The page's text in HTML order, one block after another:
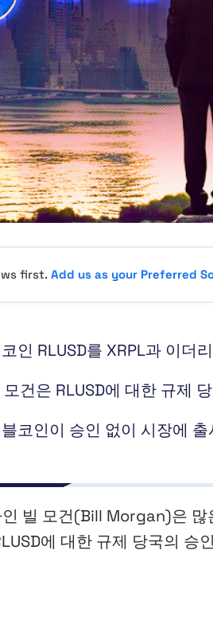
first.Add us as your Preferred
인 RLUSD를 XRPL과 이더
건은 RLUSD에 대한 규제
코인이 승인 없이 시장에
빌 모건(Bill Morgan)은
에 대한 규제 당국의 승